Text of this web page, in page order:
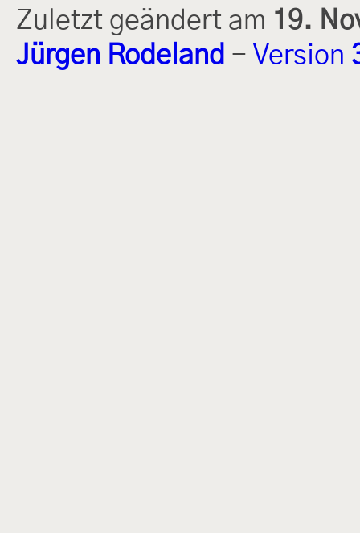
Zuletzt geändert am 19.
Jürgen Rodeland - Version